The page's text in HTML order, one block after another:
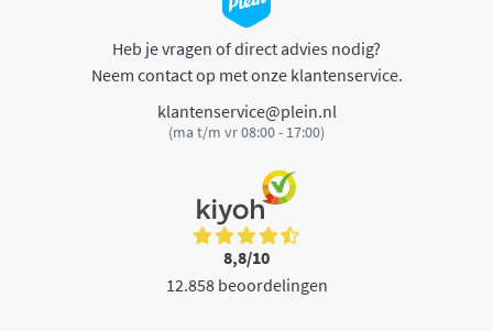
Heb je vragen of direct advies nodig?
Neem contact op met onze klantenservice.
klantenservice@plein.nl
(ma t/m vr 08:00 - 17:00)
8,8/10
12.858 beoordelingen